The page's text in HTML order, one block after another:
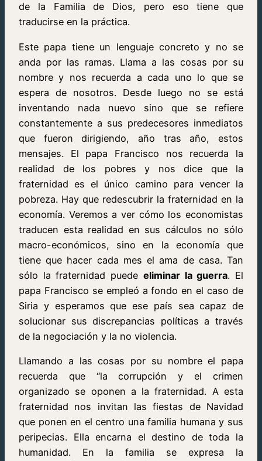
de la Familia de Dios, pero eso tiene que
traducirse en la práctica.
Este papa tiene un lenguaje concreto y no se
anda por las ramas. Llama a las cosas por su
nombre y nos recuerda a cada uno lo que se
espera de nosotros. Desde luego no se está
inventando nada nuevo sino que se refiere
constantemente a sus predecesores inmediatos
que fueron dirigiendo, año tras año, estos
mensajes. El papa Francisco nos recuerda la
realidad de los pobres y nos dice que la
fraternidad es el único camino para vencer la
pobreza. Hay que redescubrir la fraternidad en la
economía. Veremos a ver cómo los economistas
traducen esta realidad en sus cálculos no sólo
macro-económicos, sino en la economía que
tiene que hacer cada mes el ama de casa. Tan
sólo la fraternidad puede eliminar la guerra. El
papa Francisco se empleó a fondo en el caso de
Siria y esperamos que ese país sea capaz de
solucionar sus discrepancias políticas a través
de la negociación y la no violencia.
Llamando a las cosas por su nombre el papa
recuerda que “la corrupción y el crimen
organizado se oponen a la fraternidad. A esta
fraternidad nos invitan las fiestas de Navidad
que ponen en el centro una familia humana y sus
peripecias. Ella encarna el destino de toda la
humanidad. En la familia se expresa la